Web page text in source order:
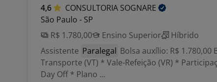
4,6 CONSULTORIA SOGNARE
São Paulo - SP
R$ 1.780,00
Ensino Superior
Híbrido
Assistente Paralegal Bolsa auxílio: R$ 1.780,00
Transporte (VT) * Vale-Refeição (VR) *
Day Off * Plano ...